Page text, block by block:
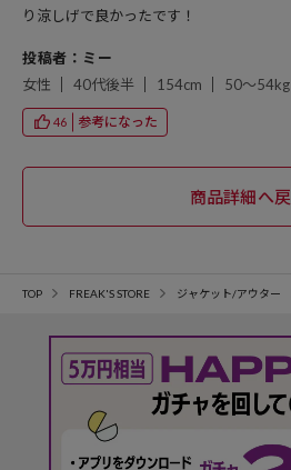
り涼しげで良かったです！
投稿者：ミー
女性
40代後半 154cm 50～54kg
46 参考になった
TOP FREAK'S STORE ジャケット/アウター